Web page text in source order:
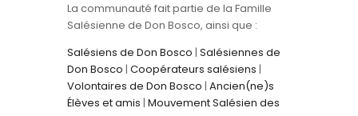
La communauté fait partie de la Famille
Salésienne de Don Bosco, ainsi que :
Salésiens de Don Bosco | Salésiennes de
Don Bosco | Coopérateurs salésiens |
Volontaires de Don Bosco | Ancien(ne)s
Élèves et amis | Mouvement Salésien des